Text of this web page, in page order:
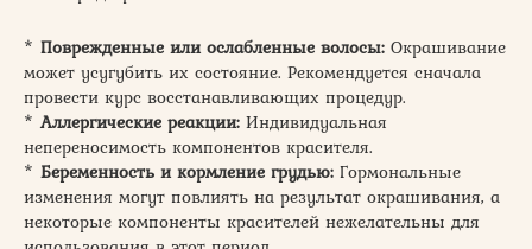
* Поврежденные или ослабленные волосы: Окрашивание
может усугубить их состояние. Рекомендуется сначала
провести курс восстанавливающих процедур.
*Аллергические реакции: Индивидуальная
непереносимость компонентов красителя.
* Беременность и кормление грудью: Гормональные
изменения могут повлиять на результат окрашивания, а
некоторые компоненты красителей нежелательны для